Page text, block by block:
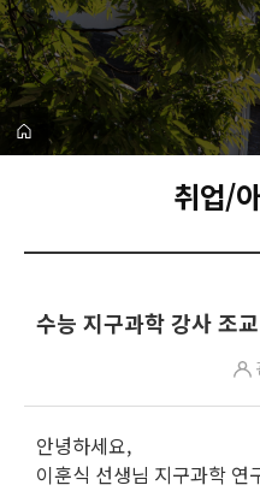
취업/
수능 지구과학 강사 조
안녕하세요,
이훈식 선생님 지구과학 연